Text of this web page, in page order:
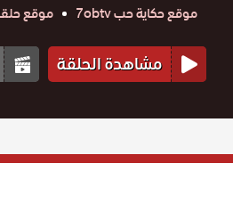
موقع حكاية حب 7obtv
موقع
مشاهدة الحلقة